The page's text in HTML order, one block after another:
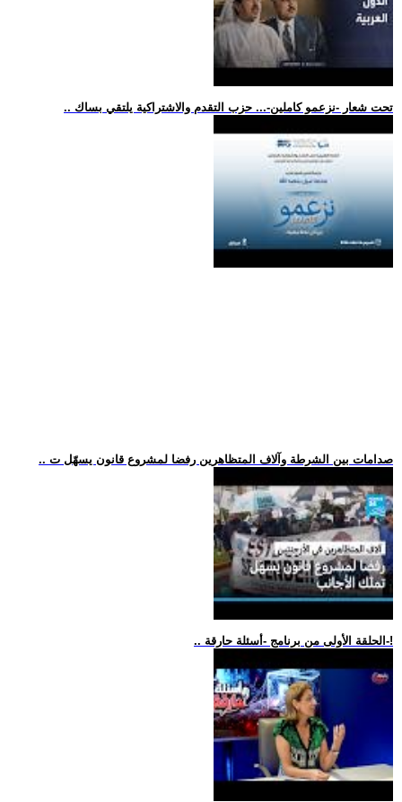
.. تحت شعار -نزعمو كاملين-... حزب التقدم والاشتراكية يلتقي بساك
.. صدامات بين الشرطة وآلاف المتظاهرين رفضا لمشروع قانون يسهّل ت
.. الحلقة الأولى من برنامج -أسئلة حارقة-!